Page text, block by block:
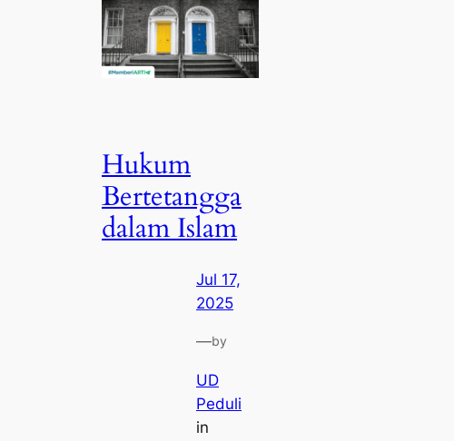
Hukum
Bertetangga
dalam Islam
Jul 17,
2025
—by
UD
Peduli
in